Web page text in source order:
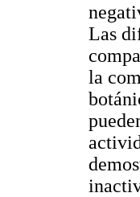
Las
la